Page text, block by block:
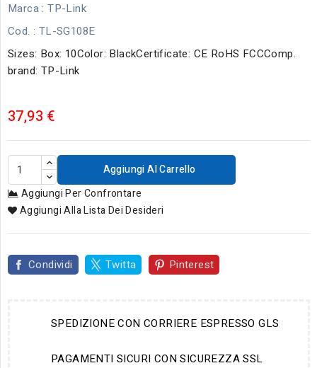
Marca : TP-Link
Cod. : TL-SG108E
Sizes: Box: 10Color: BlackCertificate: CE RoHS FCCComp.
brand: TP-Link
37,93 €
Aggiungi Al Carrello
Aggiungi Per Confrontare
Aggiungi Alla Lista Dei Desideri
Condividi Twitta Pinterest
SPEDIZIONE CON CORRIERE ESPRESSO GLS
PAGAMENTI SICURI CON SICUREZZA SSL